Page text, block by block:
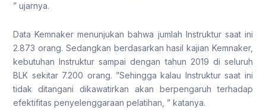
” ujarnya.
Data Kemnaker menunjukan bahwa jumlah Instruktur saat ini
2.873 orang. Sedangkan berdasarkan hasil kajian Kemnaker,
kebutuhan Instruktur sampai dengan tahun 2019 di seluruh
BLK sekitar 7.200 orang. ”Sehingga kalau Instruktur saat ini
tidak ditangani dikawatirkan akan berpengaruh terhadap
efektifitas penyelenggaraan pelatihan, ” katanya.